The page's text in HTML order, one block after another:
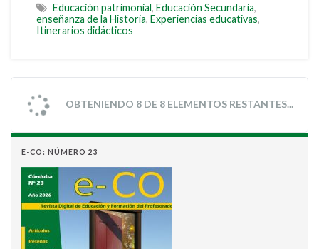
Educación patrimonial, Educación Secundaria,
enseñanza de la Historia, Experiencias educativas,
Itinerarios didácticos
OBTENIENDO 8 DE 8 ELEMENTOS RESTANTES...
E-CO: NÚMERO 23